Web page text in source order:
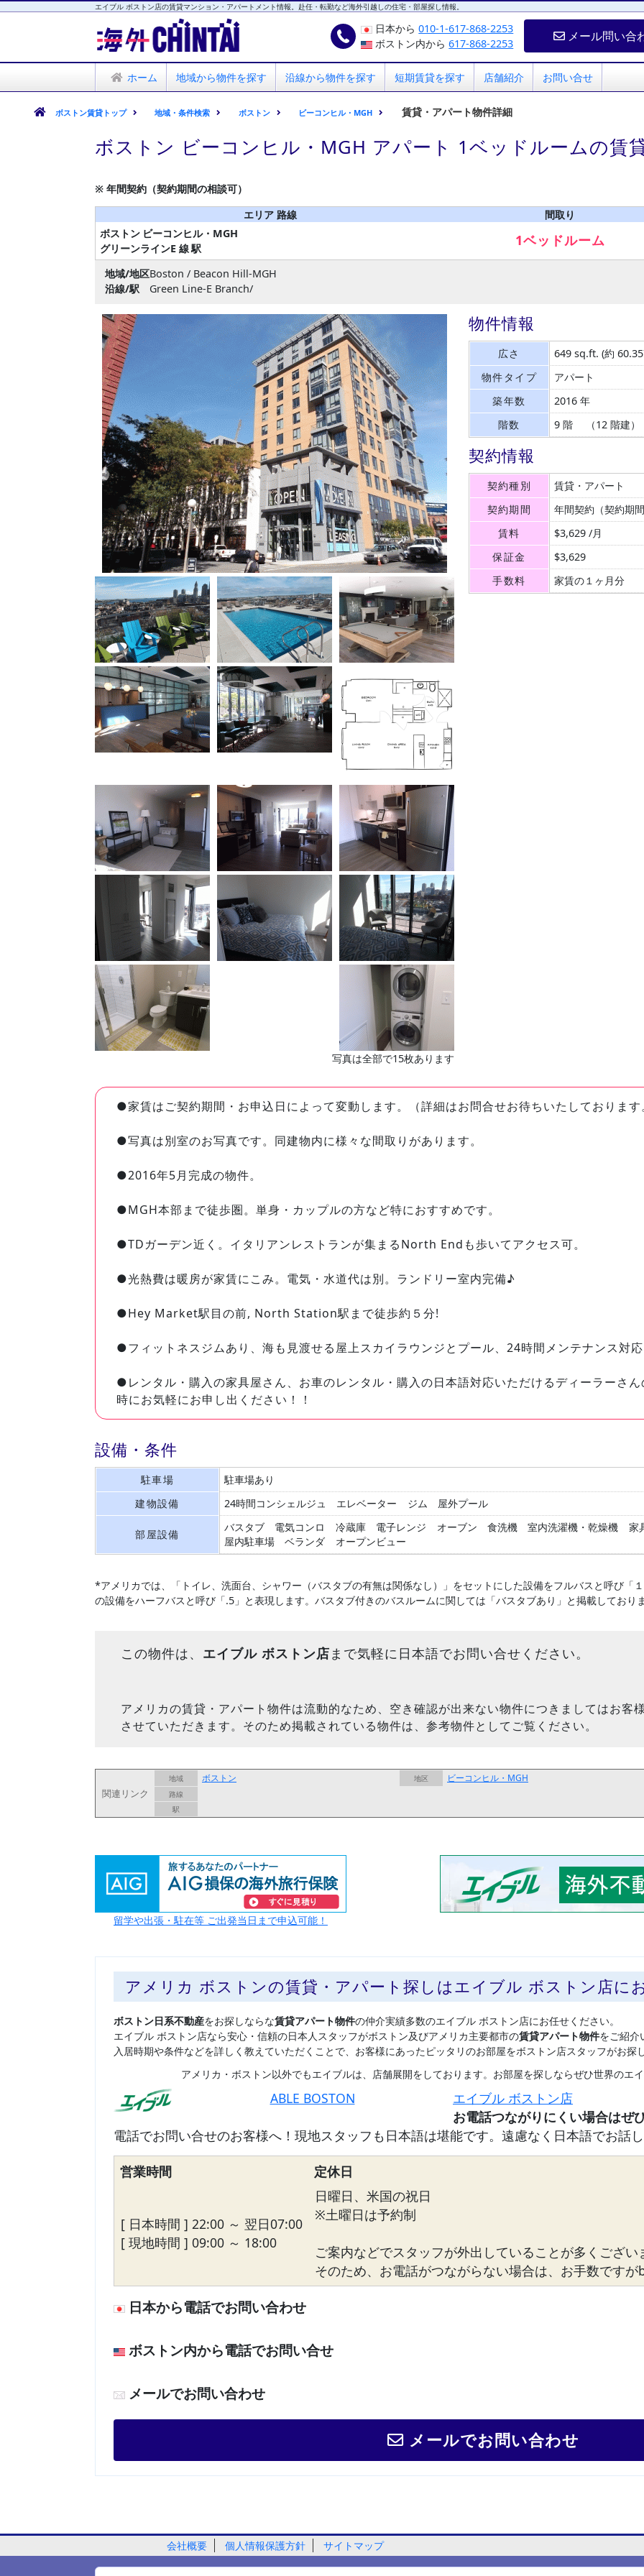
エイブル ボストン店の賃貸マンション・アパートメント情報。赴任・転勤など海外引越しの住宅・部屋探し情報。
海外CHINTAI
エイブル ボストン店
日本から010-1-617-868-2253
ボストン内から617-868-2253 メール問い合
ホーム 地域から物件を探す 沿線から物件を探す 短期賃貸を探す 店舗紹介 お問い合せ
ボストン賃貸トップ 地域・条件検索 ボストン ビーコンヒル・MGH 賃貸・アパート物件詳細
ボストン ビーコンヒル・MGH アパート 1ベッドルームの賃
※ 年間契約（契約期間の相談可）
エリア 路線
間取り
ボストン ビーコンヒル・MGH
グリーンラインE 線駅 1ベッドルーム
地域/地区Boston / Beacon Hill-MGH
沿線/駅
Green Line-E Branch/
写真は全部で15枚あります
物件情報
広さ 649 sq.ft. (約
物件タイプ
アパート
築年数
2016 年
階数
9 階 （12 階建）
契約情報
契約種別
賃貸・アパート
契約期間
年間契約（契約期
賃料
$3,629 /月
保証金
$3,629
手数料
家賃の１ヶ月分
●家賃はご契約期間・お申込日によって変動します。（詳細はお問合せお待ちいたしております
●写真は別室のお写真です。同建物内に様々な間取りがあります。
●2016年5月完成の物件。
●MGH本部まで徒歩圏。単身・カップルの方など特におすすめです。
●TDガーデン近く。イタリアンレストランが集まるNorth Endも歩いてアクセス可。
●光熱費は暖房が家賃にこみ。電気・水道代は別。ランドリー室内完備♪
●Hey Market駅目の前, North Station駅まで徒歩約５分!
●フィットネスジムあり、海も見渡せる屋上スカイラウンジとプール、24時間メンテナンス対
●レンタル・購入の家具屋さん、お車のレンタル・購入の日本語対応いただけるディーラーさ
時にお気軽にお申し出ください！！
設備・条件
駐車場
駐車場あり
建物設備
24時間コンシェルジュ エレベーター ジム 屋外プール
部屋設備
バスタブ 電気コンロ 冷蔵庫 電子レンジ オーブン 食洗機 室内洗濯機・乾燥機
家
屋内駐車場
ベランダ オープンビュー
*アメリカでは、「トイレ、洗面台、シャワー（バスタブの有無は関係なし）」をセットにした設備をフルバスと呼び「
の設備をハーフバスと呼び「.5」と表現します。バスタブ付きのバスルームに関しては「バスタブあり」と掲載しており
この物件は、 エイブル ボストン店 まで気軽に日本語でお問い合せください。
アメリカの賃貸・アパート物件は流動的なため、空き確認が出来ない物件につきましてはお客
させていただきます。そのため掲載されている物件は、参考物件としてご覧ください。
関連リンク
地域 ボストン 地区 ビーコンヒル・MGH
路線
駅
留学や出張・駐在等 ご出発当日まで申込可能！
アメリカ ボストンの賃貸・アパート探しはエイブル ボストン店に
ボストン日系不動産をお探しならな賃貸アパート物件の仲介実績多数のエイブル ボストン店にお任せください。
エイブル ボストン店なら安心・信頼の日本人スタッフがボストン及びアメリカ主要都市の賃貸アパート物件をご紹介
入居時期や条件などを詳しく教えていただくことで、お客様にあったピッタリのお部屋をボストン店スタッフがお探
アメリカ・ボストン以外でもエイブルは、店舗展開をしております。お部屋を探しならぜひ世界のエ
ABLE BOSTON エイブル ボストン店
電話でお問い合せのお客様へ！現地スタッフも日本語は堪能です。遠慮なく日本語でお話
営業時間 定休日
[ 日本時間 ] 22:00 ～ 翌日07:00
[ 現地時間 ] 09:00 ～ 18:00
日曜日、米国の祝日
※土曜日は予約制
ご案内などでスタッフが外出していることが多くござい
そのため、お電話がつながらない場合は、お手数です
日本から電話でお問い合わせ
ボストン内から電話でお問い合せ
メールでお問い合わせ
メールでお問い合わせ
会社概要 個人情報保護方針 サイトマップ